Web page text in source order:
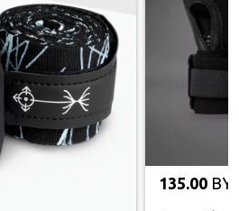
135.00